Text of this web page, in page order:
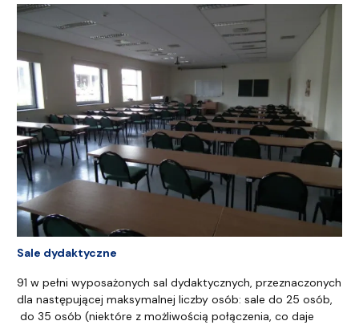
Sale dydaktyczne
91 w pełni wyposażonych sal dydaktycznych, przeznaczonych
dla następującej maksymalnej liczby osób: sale do 25 osób,
do 35 osób (niektóre z możliwością połączenia, co daje